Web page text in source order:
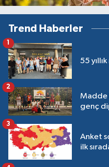
Trend Haberler
55
1
Madde
genç
2
Anket
ilk
3